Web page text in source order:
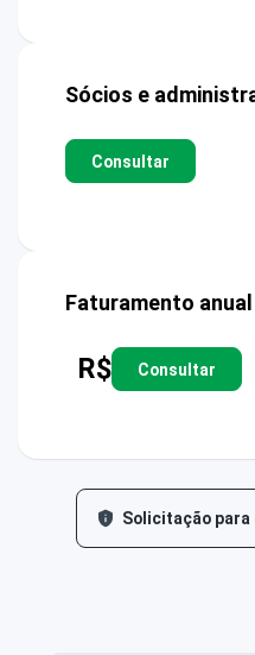
Sócios e
Consultar
Faturamento anual
R$ Consultar
Solicitação para